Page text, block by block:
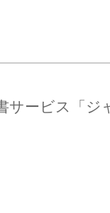
サービス「